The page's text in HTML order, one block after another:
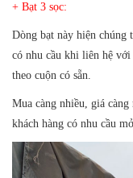
+ Bạt 3 sọc:
Dòng bạt này hiện chúng
có nhu cầu khi liên hệ với
theo cuộn có sẵn.
Mua càng nhiều, giá
khách hàng có nhu cầu